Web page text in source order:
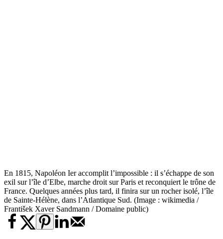
En 1815, Napoléon Ier accomplit l’impossible : il s’échappe de son
exil sur l’île d’Elbe, marche droit sur Paris et reconquiert le trône de
France. Quelques années plus tard, il finira sur un rocher isolé, l’île
de Sainte-Hélène, dans l’Atlantique Sud. (Image : wikimedia /
František Xaver Sandmann / Domaine public)